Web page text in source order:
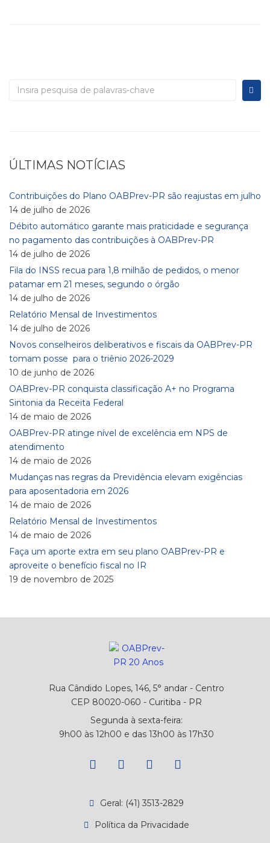
ÚLTIMAS NOTÍCIAS
Contribuições do Plano OABPrev-PR são reajustas em julho
14 de julho de 2026
Débito automático garante mais praticidade e segurança
no pagamento das contribuições à OABPrev-PR
14 de julho de 2026
Fila do INSS recua para 1,8 milhão de pedidos, o menor
patamar em 21 meses, segundo o órgão
14 de julho de 2026
Relatório Mensal de Investimentos
14 de julho de 2026
Novos conselheiros deliberativos e fiscais da OABPrev-PR
tomam posse para o triênio 2026-2029
10 de junho de 2026
OABPrev-PR conquista classificação A+ no Programa
Sintonia da Receita Federal
14 de maio de 2026
OABPrev-PR atinge nível de excelência em NPS de
atendimento
14 de maio de 2026
Mudanças nas regras da Previdência elevam exigências
para aposentadoria em 2026
14 de maio de 2026
Relatório Mensal de Investimentos
14 de maio de 2026
Faça um aporte extra em seu plano OABPrev-PR e
aproveite o benefício fiscal no IR
19 de novembro de 2025
Rua Cândido Lopes, 146, 5° andar - Centro
CEP 80020-060 - Curitiba - PR
Segunda à sexta-feira:
9h00 às 12h00 e das 13h00 às 17h30
Geral: (41) 3513-2829
Política da Privacidade